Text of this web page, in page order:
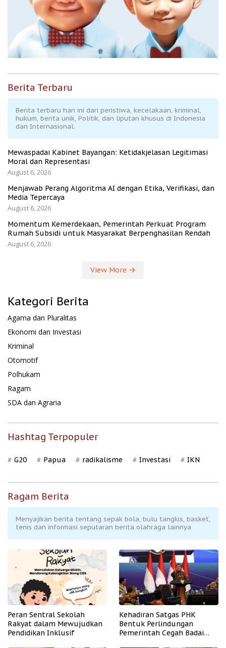
Berita Terbaru
Berita terbaru hari ini dari peristiwa, kecelakaan, kriminal,
hukum, berita unik, Politik, dan liputan khusus di Indonesia
dan Internasional.
Mewaspadai Kabinet Bayangan: Ketidakjelasan Legitimasi
Moral dan Representasi
August 6, 2026
Menjawab Perang Algoritma AI dengan Etika, Verifikasi, dan
Media Tepercaya
August 6, 2026
Momentum Kemerdekaan, Pemerintah Perkuat Program
Rumah Subsidi untuk Masyarakat Berpenghasilan Rendah
August 6, 2026
View More
Kategori Berita
Agama dan Pluralitas
Ekonomi dan Investasi
Kriminal
Otomotif
Polhukam
Ragam
SDA dan Agraria
Hashtag Terpopuler
G20 Papua radikalisme Investasi IKN
Ragam Berita
Menyajikan berita tentang sepak bola, bulu tangkis, basket,
tenis dan informasi seputaran berita olahraga lainnya
Peran Sentral Sekolah
Rakyat dalam Mewujudkan
Pendidikan Inklusif
Kehadiran Satgas PHK
Bentuk Perlindungan
Pemerintah Cegah Badai